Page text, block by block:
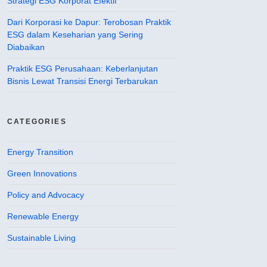
Dari Korporasi ke Dapur: Terobosan Praktik
ESG dalam Keseharian yang Sering
Diabaikan
Praktik ESG Perusahaan: Keberlanjutan
Bisnis Lewat Transisi Energi Terbarukan
CATEGORIES
Energy Transition
Green Innovations
Policy and Advocacy
Renewable Energy
Sustainable Living